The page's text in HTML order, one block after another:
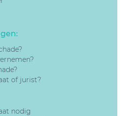
of jurist?
nodig